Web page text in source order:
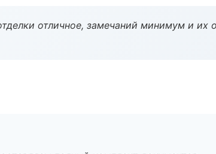
отличное, замечаний минимум и их